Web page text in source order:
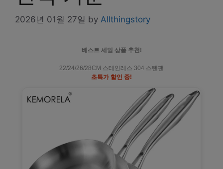
2026년 01월 27일 by Allthingstory
베스트 세일 상품 추천!
22/24/26/28CM 스테인레스 304 스텐팬
초특가 할인 중!